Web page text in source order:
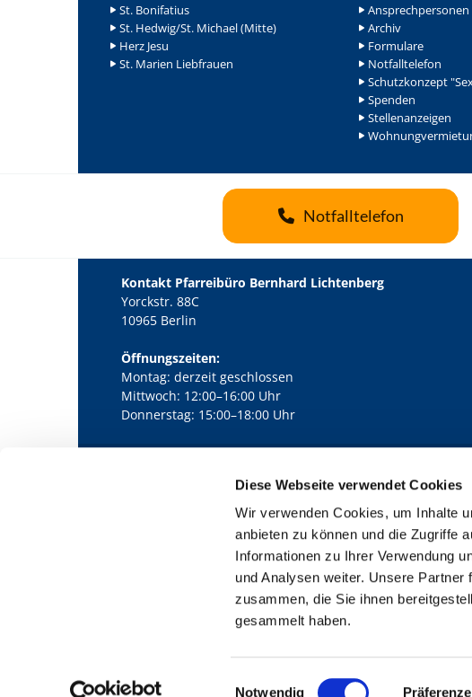
Diese Webseite verwendet Cookies
Wir verwenden Cookies, um Inhalte
anbieten zu können und die Zugriffe
Informationen zu Ihrer Verwendung
und Analysen weiter. Unsere
zusammen, die Sie ihnen
gesammelt haben.
Notwendig
St. Bonifatius
St. Hedwig/St. Michael (Mitte)
Herz Jesu
St. Marien Liebfrauen
Ansprechpersonen
Archiv
Formulare
Notfalltelefon
Schutzkonzept
Spenden
Stellenanzeigen
Notfalltelefon
Kontakt Pfarreibüro Bernhard Lichtenberg
Yorckstr. 88C
10965 Berlin
Öffnungszeiten:
Montag: derzeit geschlossen
Mittwoch: 12:00–16:00 Uhr
Donnerstag: 15:00–18:00 Uhr
Kath. Kirchengemeinde Pfarrei Bernhard